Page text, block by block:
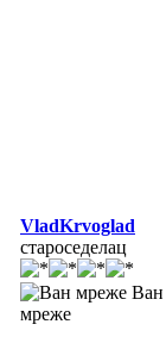
VladKrvoglad
староседелац
Ван
мреже